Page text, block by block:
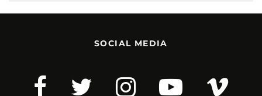
SOCIAL MEDIA